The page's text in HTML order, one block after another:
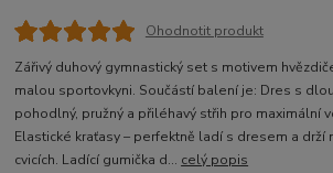
Ohodnotit produkt
Zářivý duhový gymnastický set s motivem
malou sportovkyni. Součástí balení je: Dres s
pohodlný, pružný a přiléhavý střih pro maximální
Elastické kraťasy – perfektně ladí s dresem a drží
cvicích. Ladící gumička d... celý popis